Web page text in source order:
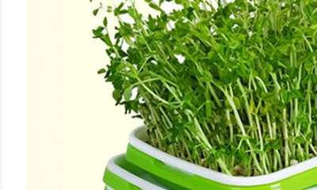
메시지를 남겨주세요
곧 다시 연락 드리겠습니다!